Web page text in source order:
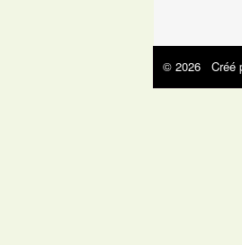
© 2026 Créé